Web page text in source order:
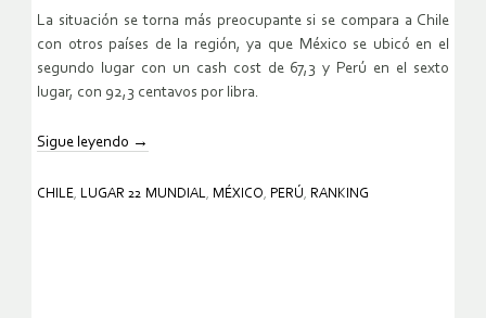
La situación se torna más preocupante si se compara a Chile
con otros países de la región, ya que México se ubicó en el
segundo lugar con un cash cost de 67,3 y Perú en el sexto
lugar, con 92,3 centavos por libra.
Sigue leyendo →
CHILE, LUGAR 22 MUNDIAL, MÉXICO, PERÚ, RANKING